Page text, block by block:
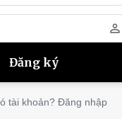
perm_identity
tài khoản? Đăng nhập